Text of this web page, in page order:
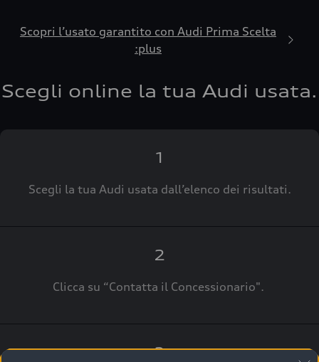
Scopri l’usato garantito con Audi Prima Scelta
:plus
Scegli online la tua Audi usata.
1
Scegli la tua Audi usata dall’elenco dei risultati.
2
Clicca su “Contatta il Concessionario".
3